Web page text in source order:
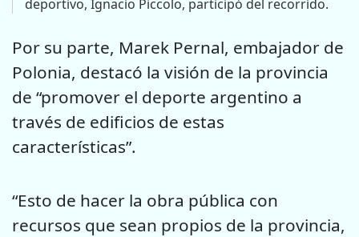
deportivo, Ignacio Piccolo, participó del recorrido.
Por su parte, Marek Pernal, embajador de
Polonia, destacó la visión de la provincia
de “promover el deporte argentino a
través de edificios de estas
características”.
“Esto de hacer la obra pública con
recursos que sean propios de la provincia,